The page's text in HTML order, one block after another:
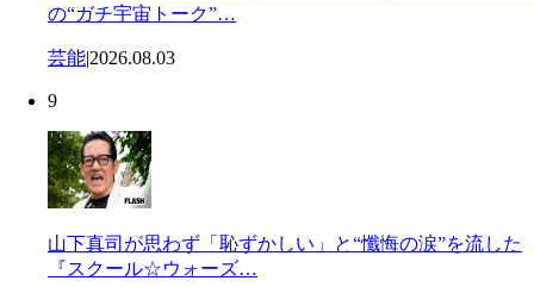
の“ガチ宇宙トーク”…
芸能|2026.08.03
9
山下真司が思わず「恥ずかしい」と“懺悔の涙”を流した
『スクール☆ウォーズ…